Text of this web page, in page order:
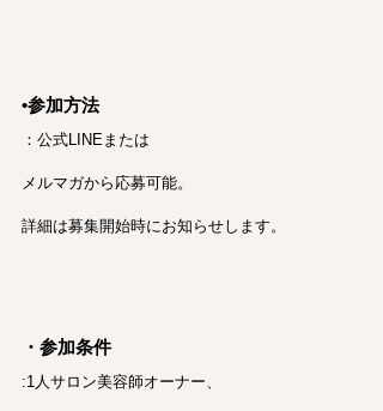
•参加方法
：公式LINEまたは
メルマガから応募可能。
詳細は募集開始時にお知らせします。
・参加条件
:1人サロン美容師オーナー、